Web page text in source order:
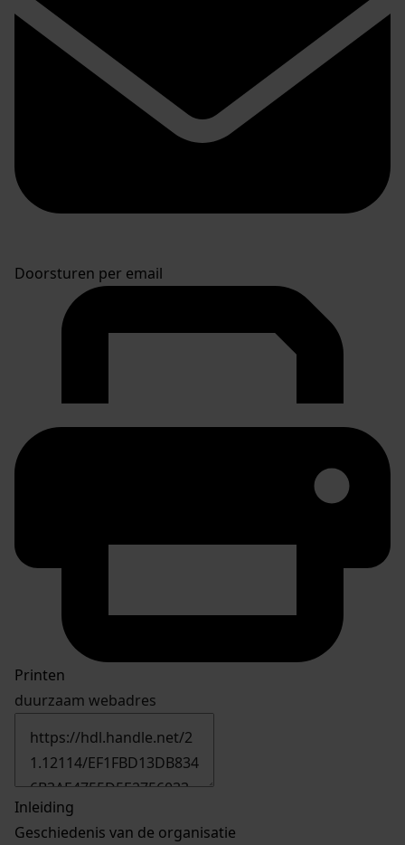
Doorsturen per email
Printen
duurzaam webadres
Inleiding
Geschiedenis van de organisatie